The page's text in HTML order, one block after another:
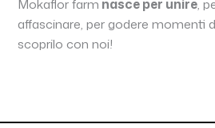
Mokaflor farm nasce per unire,
affascinare, per godere momenti
scoprilo con noi!